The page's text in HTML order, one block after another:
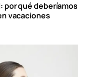
por qué deberíamos
vacaciones